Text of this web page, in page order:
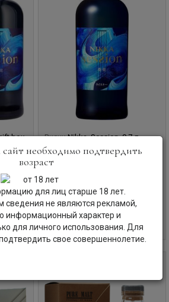
box,
ВискиNikka, Session, 0.7 л.
Никка, Сэшн
Код товара: АС-67884
13 105 руб
необходимо подтвердить
возраст
для лиц старше 18 лет.
не являются рекламой,
информационный характер и
для личного использования. Для
свое совершеннолетие.